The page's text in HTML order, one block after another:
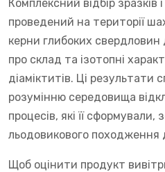
Комплексний відбір зразків
проведений на території
керни глибоких свердловин
про склад та ізотопні
діаміктитів. Ці
розумінню середовища
процесів, які її
льодовикового походження
Щоб оцінити продукт